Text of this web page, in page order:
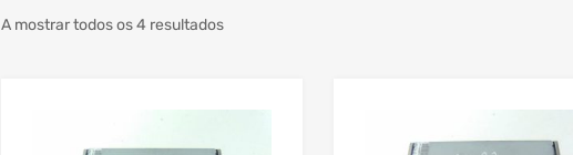
A mostrar todos os 4 resultados